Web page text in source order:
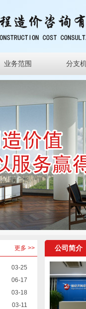
分支
业务范围
更多 >>
03-25
06-17
03-18
03-11
公司简介